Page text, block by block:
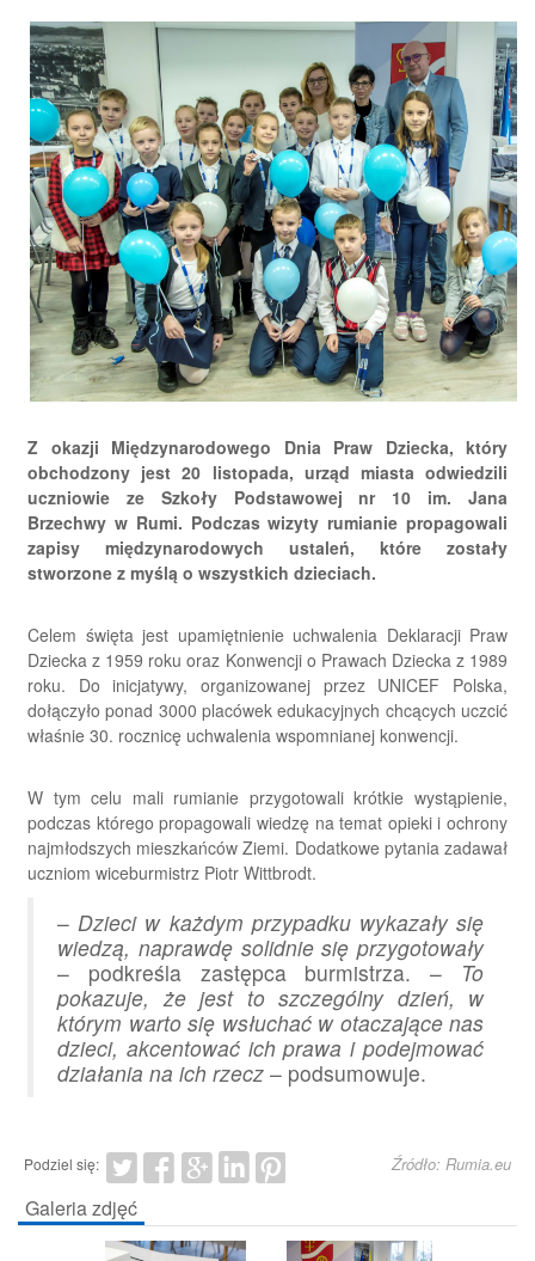
Z okazji Międzynarodowego Dnia Praw Dziecka, który
obchodzony jest 20 listopada, urząd miasta odwiedzili
uczniowie ze Szkoły Podstawowej nr 10 im. Jana
Brzechwy w Rumi. Podczas wizyty rumianie propagowali
zapisy międzynarodowych ustaleń, które zostały
stworzone z myślą o wszystkich dzieciach.
Celem święta jest upamiętnienie uchwalenia Deklaracji Praw
Dziecka z 1959 roku oraz Konwencji o Prawach Dziecka z 1989
roku. Do inicjatywy, organizowanej przez UNICEF Polska,
dołączyło ponad 3000 placówek edukacyjnych chcących uczcić
właśnie 30. rocznicę uchwalenia wspomnianej konwencji.
W tym celu mali rumianie przygotowali krótkie wystąpienie,
podczas którego propagowali wiedzę na temat opieki i ochrony
najmłodszych mieszkańców Ziemi. Dodatkowe pytania zadawał
uczniom wiceburmistrz Piotr Wittbrodt.
–Dzieci w każdym przypadku wykazały się
wiedzą, naprawdę solidnie się przygotowały
– podkreśla zastępca burmistrza. – To
pokazuje, że jest to szczególny dzień, w
którym warto się wsłuchać w otaczające nas
dzieci, akcentować ich prawa i podejmować
działania na ich rzecz – podsumowuje.
Podziel się: Źródło: Rumia.eu
Galeria zdjęć